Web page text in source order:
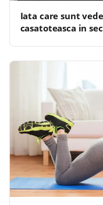
Iata care sunt
casatoteasca in